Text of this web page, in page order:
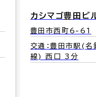
カシマゴ豊田ビ
豊田市西町6-61
交通：豊田市駅(名
線) 西口 3分